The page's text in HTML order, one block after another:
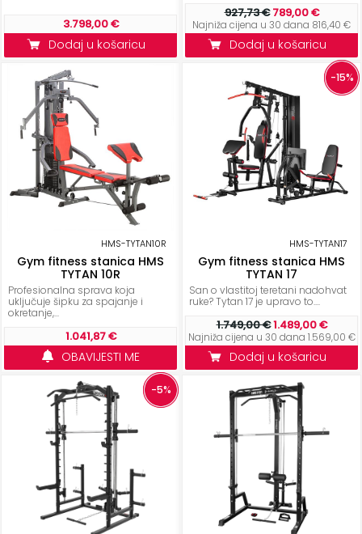
3.798,00 €
Dodaj u košaricu
927,73 €789,00 €
Najniža cijena u 30 dana 816,40 €
Dodaj u košaricu
HMS-TYTAN10R
Gym fitness stanica HMS
TYTAN 10R
Profesionalna sprava koja
uključuje šipku za spajanje i
okretanje,...
1.041,87 €
OBAVIJESTI ME
-15%
HMS-TYTAN17
Gym fitness stanica HMS
TYTAN 17
San o vlastitoj teretani nadohvat
ruke? Tytan 17 je upravo to....
1.749,00 €1.489,00 €
Najniža cijena u 30 dana 1.569,00 €
Dodaj u košaricu
-5%